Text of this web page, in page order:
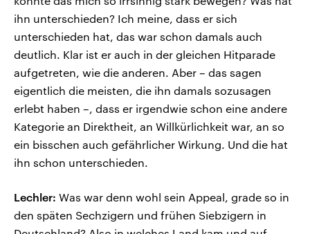
ihn unterschieden? Ich meine, dass er sich
unterschieden hat, das war schon damals auch
deutlich. Klar ist er auch in der gleichen Hitparade
aufgetreten, wie die anderen. Aber – das sagen
eigentlich die meisten, die ihn damals sozusagen
erlebt haben –, dass er irgendwie schon eine andere
Kategorie an Direktheit, an Willkürlichkeit war, an so
ein bisschen auch gefährlicher Wirkung. Und die hat
ihn schon unterschieden.
Lechler: Was war denn wohl sein Appeal, grade so in
den späten Sechzigern und frühen Siebzigern in